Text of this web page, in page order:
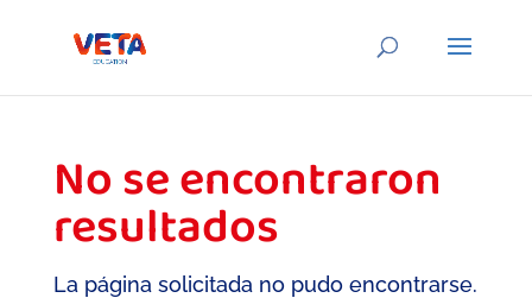
No se encontraron
resultados
La página solicitada no pudo encontrarse.